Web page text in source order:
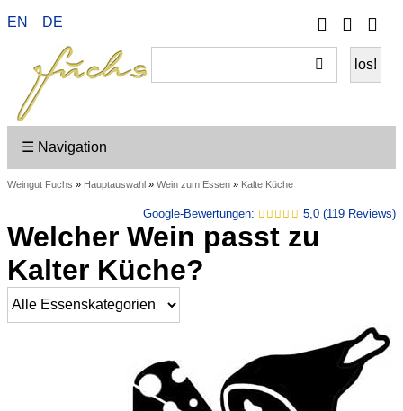
Telefon
Ihr
EN DE
☰ Navigation
Weingut Fuchs » Hauptauswahl » Wein zum Essen » Kalte Küche
Google-Bewertungen: 5,0 (119 Reviews)
Welcher Wein passt zu
Kalter Küche?